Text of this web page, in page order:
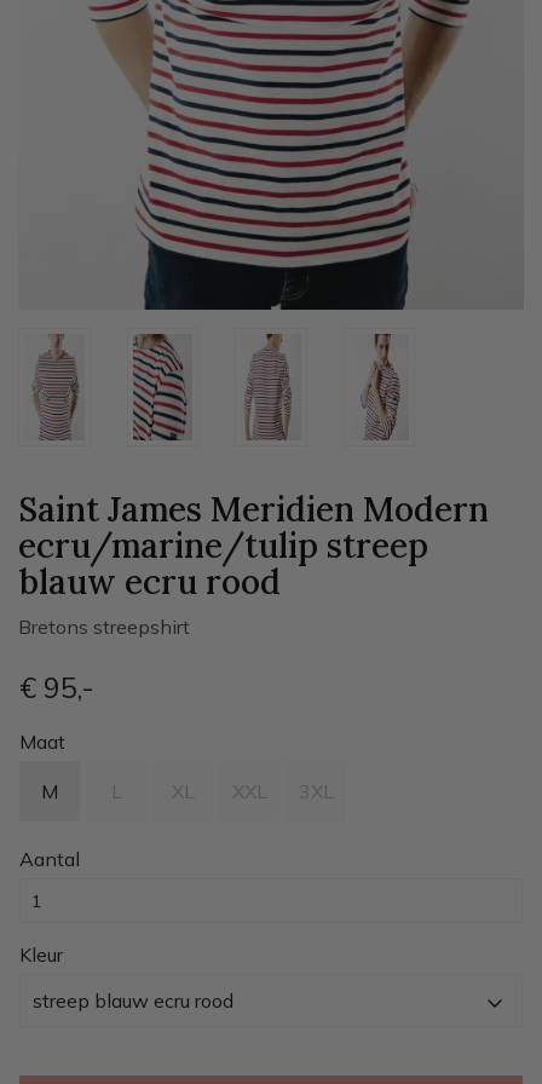
Saint James Meridien Modern
ecru/marine/tulip streep
blauw ecru rood
Bretons streepshirt
€ 95,-
Maat
M L XL XXL 3XL
Aantal
Kleur
streep blauw ecru rood